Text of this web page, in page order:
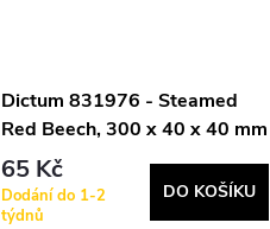
Dictum 831976 - Steamed
Red Beech, 300 x 40 x 40 mm
65 Kč
Dodání do 1-2
týdnů
DO KOŠÍKU